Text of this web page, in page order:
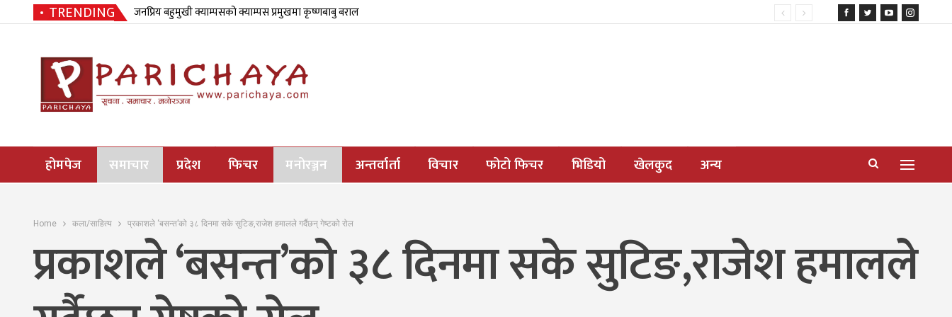
TRENDING जनप्रिय बहुमुखी क्याम्पसको क्याम्पस प्रमुखमा कृष्णबाबु बराल
होमपेज समाचार प्रदेश फिचर मनोरञ्जन अन्तर्वार्ता विचार फोटो फिचर भिडियो खेलकुद अन्य
Home कला/साहित्य प्रकाशले ‘बसन्त’को ३८ दिनमा सके सुटिङ,राजेश हमालले गर्दैछन् गेष्टको रोल
प्रकाशले ‘बसन्त’को ३८ दिनमा सके सुटिङ,राजेश हमालले